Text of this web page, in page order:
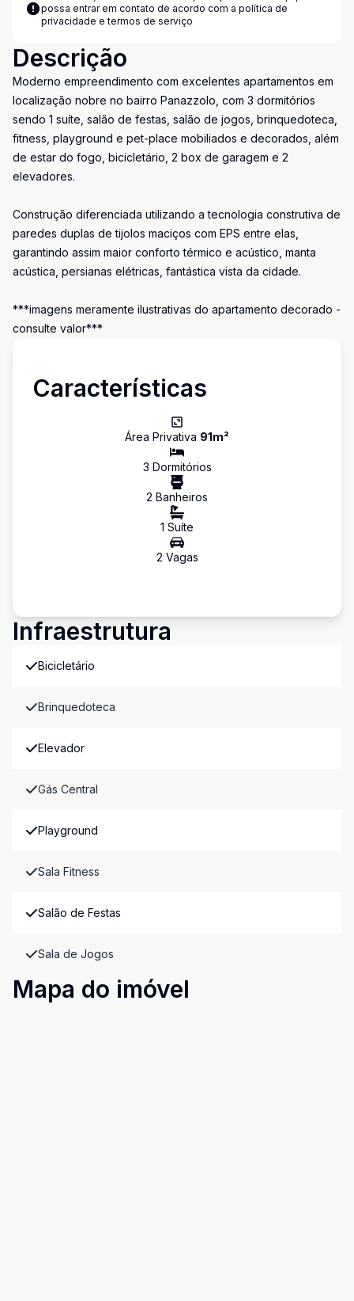
possa entrar em contato de acordo com a política de
privacidade e termos de serviço
Descrição
Moderno empreendimento com excelentes apartamentos em
localização nobre no bairro Panazzolo, com 3 dormitórios
sendo 1 suíte, salão de festas, salão de jogos, brinquedoteca,
fitness, playground e pet-place mobiliados e decorados, além
de estar do fogo, bicicletário, 2 box de garagem e 2
elevadores.
Construção diferenciada utilizando a tecnologia construtiva de
paredes duplas de tijolos maciços com EPS entre elas,
garantindo assim maior conforto térmico e acústico, manta
acústica, persianas elétricas, fantástica vista da cidade.
***imagens meramente ilustrativas do apartamento decorado -
consulte valor***
Características
Área Privativa 91m²
3 Dormitórios
2 Banheiros
1 Suíte
2 Vagas
Infraestrutura
Bicicletário
Brinquedoteca
Elevador
Gás Central
Playground
Sala Fitness
Salão de Festas
Sala de Jogos
Mapa do imóvel